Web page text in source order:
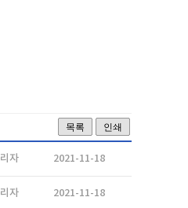
목록 인쇄
자 2021-11-18
자 2021-11-18